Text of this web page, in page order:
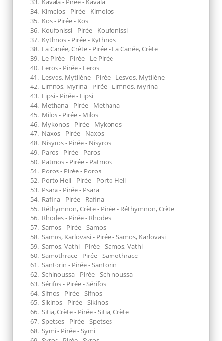
Kavala - Pirée - Kavala
Kimolos - Pirée - Kimolos
Kos - Pirée - Kos
Koufonissi - Pirée - Koufonissi
Kythnos - Pirée - Kythnos
La Canée, Crète - Pirée - La Canée, Crète
Le Pirée - Pirée - Le Pirée
Leros - Pirée - Leros
Lesvos, Mytilène - Pirée - Lesvos, Mytilène
Limnos, Myrina - Pirée - Limnos, Myrina
Lipsi - Pirée - Lipsi
Methana - Pirée - Methana
Milos - Pirée - Milos
Mykonos - Pirée - Mykonos
Naxos - Pirée - Naxos
Nisyros - Pirée - Nisyros
Paros - Pirée - Paros
Patmos - Pirée - Patmos
Poros - Pirée - Poros
Porto Heli - Pirée - Porto Heli
Psara - Pirée - Psara
Rafina - Pirée - Rafina
Réthymnon, Crète - Pirée - Réthymnon, Crète
Rhodes - Pirée - Rhodes
Samos - Pirée - Samos
Samos, Karlovasi - Pirée - Samos, Karlovasi
Samos, Vathi - Pirée - Samos, Vathi
Samothrace - Pirée - Samothrace
Santorin - Pirée - Santorin
Schinoussa - Pirée - Schinoussa
Sérifos - Pirée - Sérifos
Sifnos - Pirée - Sifnos
Sikinos - Pirée - Sikinos
Sitia, Crète - Pirée - Sitia, Crète
Spetses - Pirée - Spetses
Symi - Pirée - Symi